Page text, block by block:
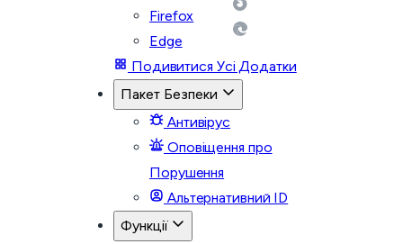
Firefox
Edge
Подивитися Усі Додатки
Пакет Безпеки
Антивірус
Оповіщення про
Порушення
Альтернативний ID
Функції